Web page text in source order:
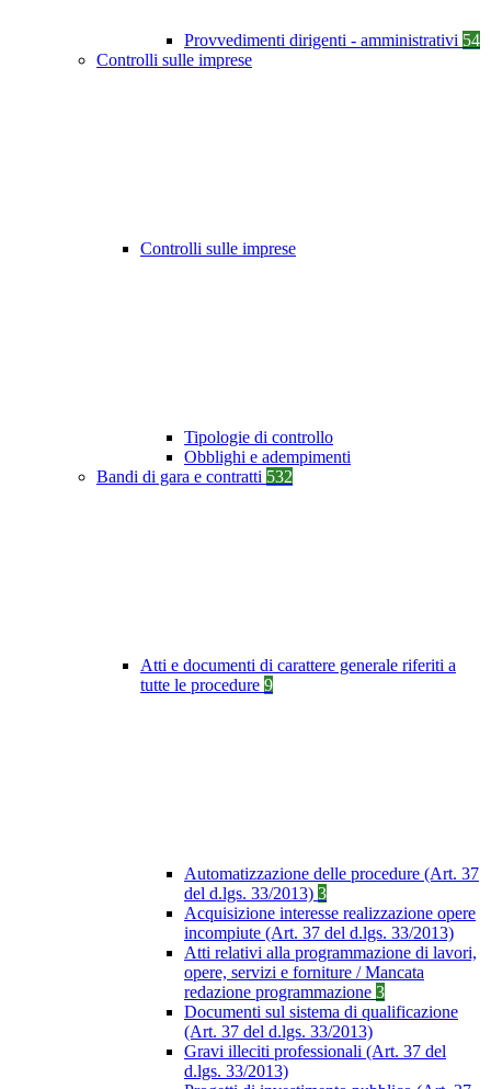
Provvedimenti dirigenti - amministrativi 54
Controlli sulle imprese
Controlli sulle imprese
Tipologie di controllo
Obblighi e adempimenti
Bandi di gara e contratti 532
Atti e documenti di carattere generale riferiti a
tutte le procedure 9
Automatizzazione delle procedure (Art. 37
del d.lgs. 33/2013) 3
Acquisizione interesse realizzazione opere
incompiute (Art. 37 del d.lgs. 33/2013)
Atti relativi alla programmazione di lavori,
opere, servizi e forniture / Mancata
redazione programmazione 3
Documenti sul sistema di qualificazione
(Art. 37 del d.lgs. 33/2013)
Gravi illeciti professionali (Art. 37 del
d.lgs. 33/2013)